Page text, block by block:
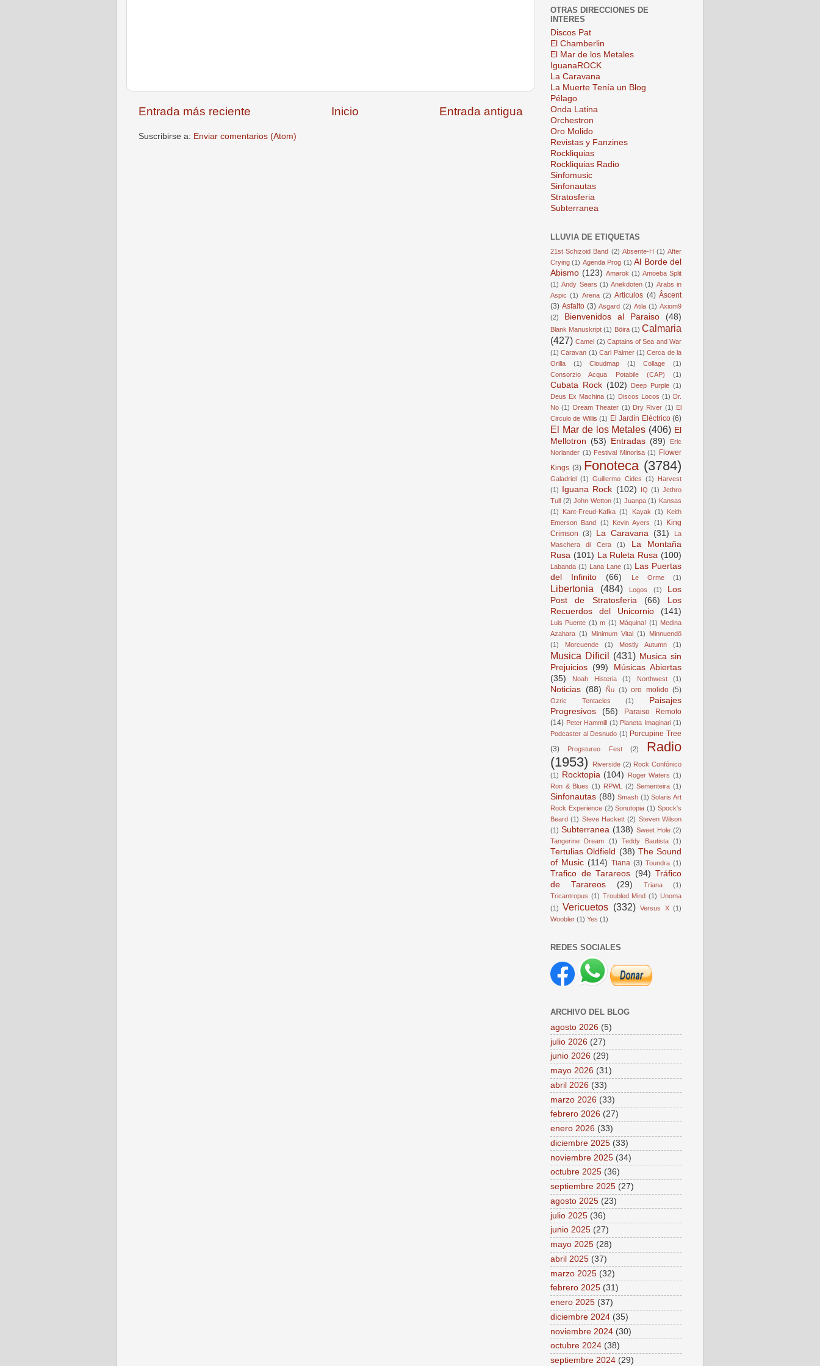
Entrada más reciente Entrada antigua
Inicio
Suscribirse a: Enviar comentarios (Atom)
OTRAS DIRECCIONES DE
INTERES
Discos Pat
El Chamberlin
El Mar de los Metales
IguanaROCK
La Caravana
La Muerte Tenía un Blog
Pélago
Onda Latina
Orchestron
Oro Molido
Revistas y Fanzines
Rockliquias
Rockliquias Radio
Sinfomusic
Sinfonautas
Stratosferia
Subterranea
LLUVIA DE ETIQUETAS
21st Schizoid Band (2) Absente-H (1) After
Crying (1) Agenda Prog (1) Al Borde del
Abismo (123) Amarok (1) Amoeba Split
(1) Andy Sears (1) Anekdoten (1) Arabs in
Aspic (1) Arena (2) Articulos (4) Âscent
(3) Asfalto (3) Asgard (2) Atila (1) Axiom9
(2)
Bienvenidos al Paraiso (48)
Blank Manuskript (1) Böira (1) Calmaria
(427) Camel (2) Captains of Sea and War
(1) Caravan (1) Carl Palmer (1) Cerca de la
Orilla
(1) Cloudmap (1) Collage
(1)
Consorzio Acqua Potabile (CAP)
(1)
Cubata Rock (102) Deep Purple (1)
Deus Ex Machina (1) Discos Locos (1) Dr.
No (1) Dream Theater (1) Dry River (1) El
Circulo de Willis (1) El Jardín Eléctrico (6)
El Mar de los Metales (406) El
Mellotron (53) Entradas (89)
Eric
Norlander (1) Festival Minorisa (1) Flower
Kings (3) Fonoteca (3784)
Galadriel (1) Guillermo Cides (1)
Harvest
(1) Iguana Rock (102) IQ (1) Jethro
Tull (2) John Wetton (1) Juanpa (1) Kansas
(1)
Kant-Freud-Kafka (1) Kayak (1)
Keith
Emerson Band (1) Kevin Ayers (1)
King
Crimson (3) La Caravana (31)
La
Maschera di Cera
(1)
La Montaña
Rusa (101) La Ruleta Rusa (100)
Labanda (1) Lana Lane (1) Las Puertas
del Infinito
(66) Le Orme (1)
Libertonia (484) Logos (1)
Los
Post de Stratosferia
(66)
Los
Recuerdos del Unicornio
(141)
Luis Puente (1) m (1) Máquina! (1) Medina
Azahara (1) Minimum Vital (1)
Minnuendö
(1)
Morcuende (1) Mostly Autumn (1)
Musica Dificil (431) Musica sin
Prejuicios (99)
Músicas Abiertas
(35)
Noah Histeria (1) Northwest (1)
Noticias (88) Ñu (1) oro molido (5)
Ozric Tentacles (1)
Paisajes
Progresivos
(56)
Paraiso Remoto
(14) Peter Hammill (1) Planeta Imaginari (1)
Podcaster al Desnudo (1) Porcupine Tree
(3)
Progstureo Fest (2)
Radio
(1953)
Riverside (2) Rock Confónico
(1) Rocktopia (104) Roger Waters (1)
Ron & Blues (1) RPWL (2) Sementeira (1)
Sinfonautas (88) Smash (1) Solaris Art
Rock Experience (2) Sonutopia (1) Spock's
Beard (1) Steve Hackett (2) Steven Wilson
(1) Subterranea (138) Sweet Hole (2)
Tangerine Dream
(1) Teddy Bautista (1)
Tertulias Oldfield (38) The Sound
of Music (114) Tiana (3) Toundra (1)
Trafico de Tarareos (94) Tráfico
de Tarareos
(29) Triana
(1)
Tricantropus (1) Troubled Mind (1) Unoma
(1)
Vericuetos (332) Versus X (1)
Woobler (1) Yes (1)
REDES SOCIALES
ARCHIVO DEL BLOG
agosto 2026 (5)
julio 2026 (27)
junio 2026 (29)
mayo 2026 (31)
abril 2026 (33)
marzo 2026 (33)
febrero 2026 (27)
enero 2026 (33)
diciembre 2025 (33)
noviembre 2025 (34)
octubre 2025 (36)
septiembre 2025 (27)
agosto 2025 (23)
julio 2025 (36)
junio 2025 (27)
mayo 2025 (28)
abril 2025 (37)
marzo 2025 (32)
febrero 2025 (31)
enero 2025 (37)
diciembre 2024 (35)
noviembre 2024 (30)
octubre 2024 (38)
septiembre 2024 (29)